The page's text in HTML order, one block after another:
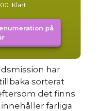
Klart.
på
har
sorterat
det finns
farliga